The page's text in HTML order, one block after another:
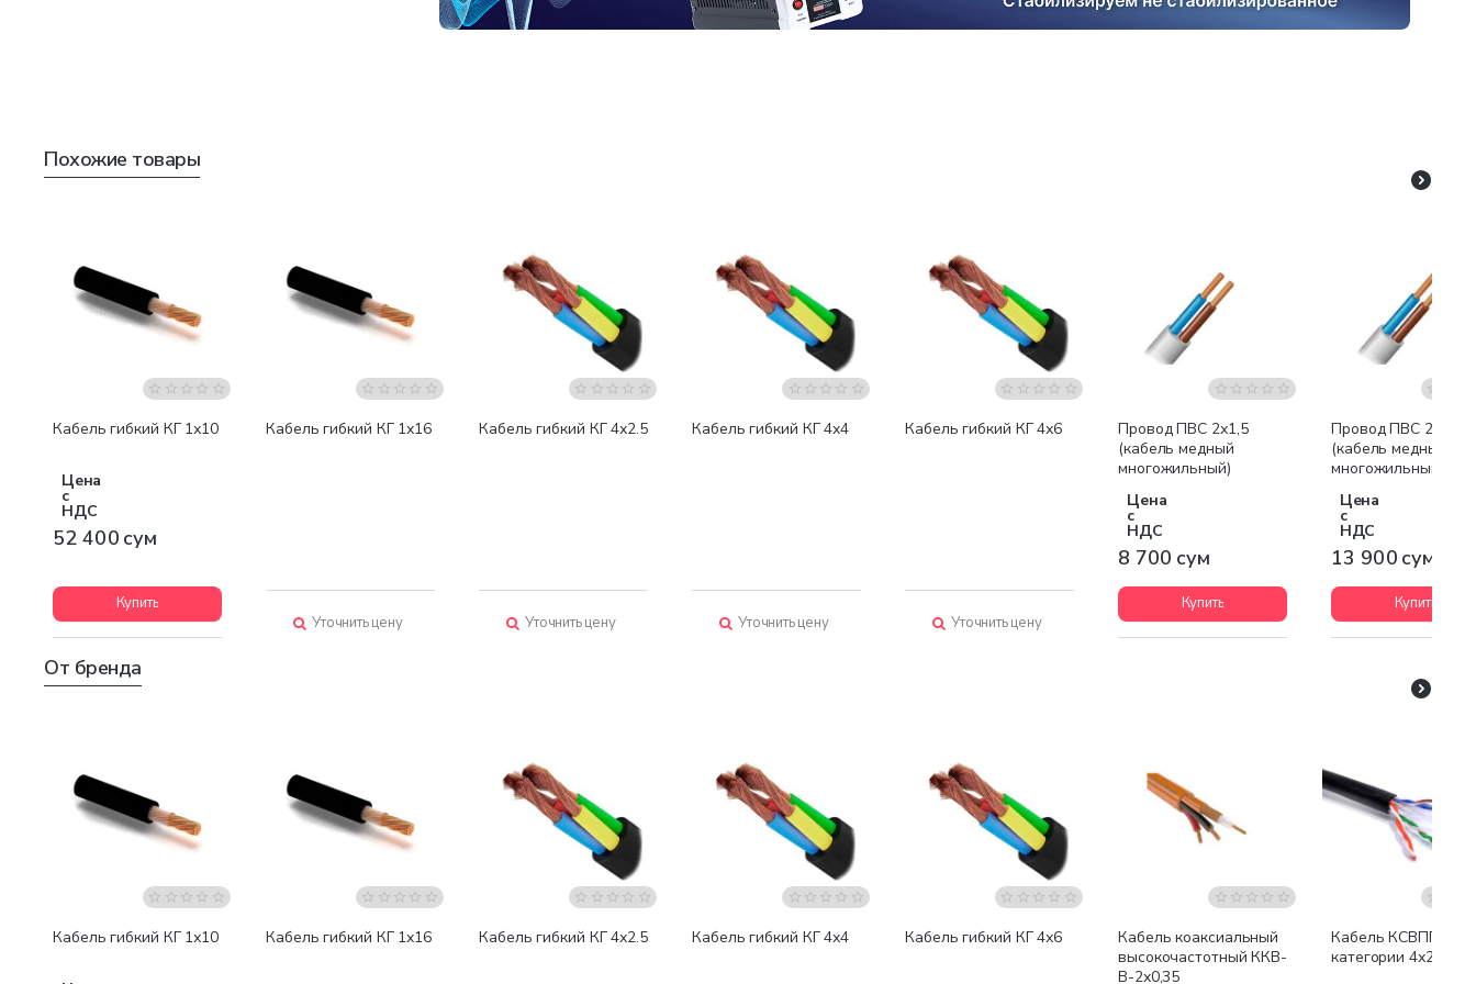
Похожие товары
Бестселлер
Кабель гибкий КГ 1х10
Цена
с
НДС
52 400 сум
Купить
Кабель гибкий КГ 1х16
Уточнить цену
Кабель гибкий КГ 4х2.5
Уточнить цену
Кабель гибкий КГ 4х4
Уточнить цену
Кабель гибкий КГ 4х6
Уточнить цену
Бестселлер
Провод ПВС 2х1,5
(кабель медный
многожильный)
Цена
с
НДС
8 700 сум
Купить
Провод ПВС 2х2,5
(кабель медный
многожильный)
Цена
с
НДС
13 900 сум
Купить
От бренда
Бестселлер
Кабель гибкий КГ 1х10 Кабель гибкий КГ 1х16 Кабель гибкий КГ 4х2.5 Кабель гибкий КГ 4х4 Кабель гибкий КГ 4х6
Кабель коаксиальный
высокочастотный ККВ-
В-2х0,35
Кабель КСВПП-5-
категории 4х2х0,52